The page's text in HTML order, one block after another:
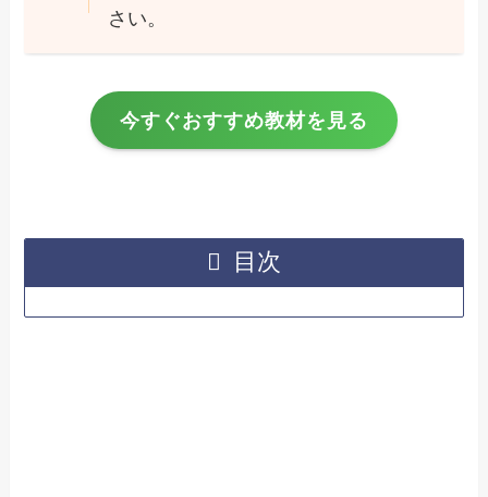
さい。
今すぐおすすめ教材を見る
目次